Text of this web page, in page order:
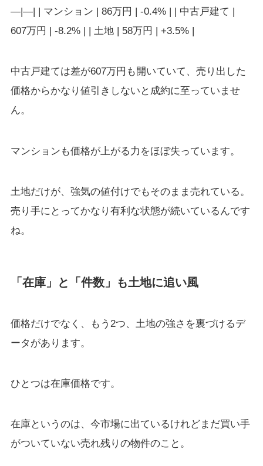
—|—| | マンション | 86万円 | -0.4% | | 中古戸建て |
607万円 | -8.2% | | 土地 | 58万円 | +3.5% |
中古戸建ては差が607万円も開いていて、売り出した
価格からかなり値引きしないと成約に至っていませ
ん。
マンションも価格が上がる力をほぼ失っています。
土地だけが、強気の値付けでもそのまま売れている。
売り手にとってかなり有利な状態が続いているんです
ね。
「在庫」と「件数」も土地に追い風
価格だけでなく、もう2つ、土地の強さを裏づけるデ
ータがあります。
ひとつは在庫価格です。
在庫というのは、今市場に出ているけれどまだ買い手
がついていない売れ残りの物件のこと。